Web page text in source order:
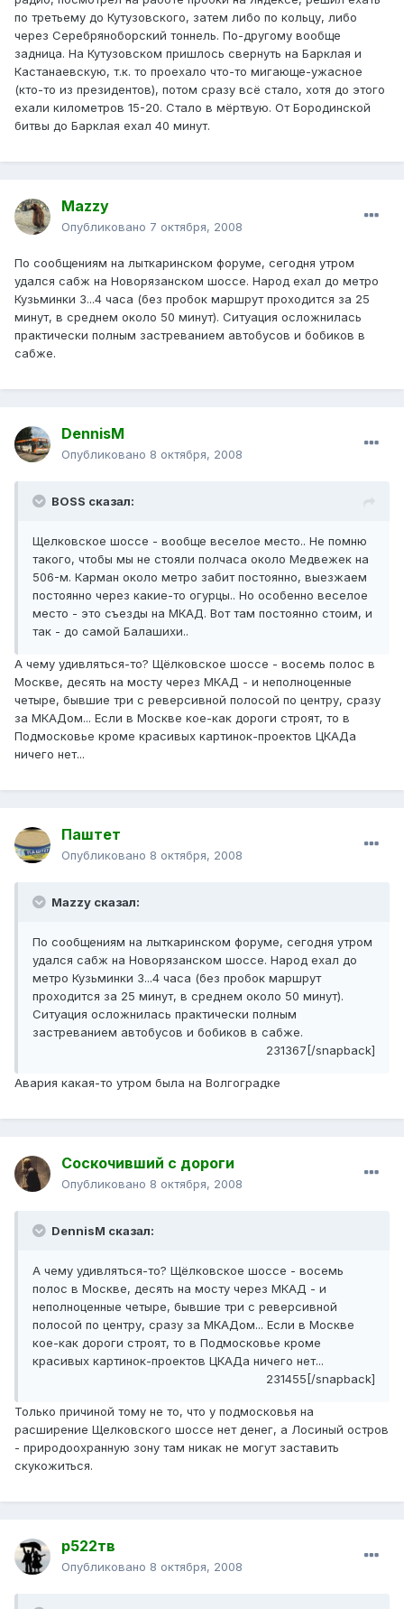
по третьему до Кутузовского, затем либо по кольцу, либо
через Серебряноборский тоннель. По-другому вообще
задница. На Кутузовском пришлось свернуть на Барклая и
Кастанаевскую, т.к. то проехало что-то мигающе-ужасное
(кто-то из президентов), потом сразу всё стало, хотя до этого
ехали километров 15-20. Стало в мёртвую. От Бородинской
битвы до Барклая ехал 40 минут.
Mazzy
Опубликовано 7 октября, 2008
По сообщениям на лыткаринском форуме, сегодня утром
удался сабж на Новорязанском шоссе. Народ ехал до метро
Кузьминки 3...4 часа (без пробок маршрут проходится за 25
минут, в среднем около 50 минут). Ситуация осложнилась
практически полным застреванием автобусов и бобиков в
сабже.
DennisM
Опубликовано 8 октября, 2008
BOSS сказал:
Щелковское шоссе - вообще веселое место.. Не помню
такого, чтобы мы не стояли полчаса около Медвежек на
506-м. Карман около метро забит постоянно, выезжаем
постоянно через какие-то огурцы.. Но особенно веселое
место - это съезды на МКАД. Вот там постоянно стоим, и
так - до самой Балашихи..
А чему удивляться-то? Щёлковское шоссе - восемь полос в
Москве, десять на мосту через МКАД - и неполноценные
четыре, бывшие три с реверсивной полосой по центру, сразу
за МКАДом... Если в Москве кое-как дороги строят, то в
Подмосковье кроме красивых картинок-проектов ЦКАДа
ничего нет...
Паштет
Опубликовано 8 октября, 2008
Mazzy сказал:
По сообщениям на лыткаринском форуме, сегодня утром
удался сабж на Новорязанском шоссе. Народ ехал до
метро Кузьминки 3...4 часа (без пробок маршрут
проходится за 25 минут, в среднем около 50 минут).
Ситуация осложнилась практически полным
застреванием автобусов и бобиков в сабже.
231367[/snapback]
Авария какая-то утром была на Волгоградке
Соскочивший с дороги
Опубликовано 8 октября, 2008
DennisM сказал:
А чему удивляться-то? Щёлковское шоссе - восемь
полос в Москве, десять на мосту через МКАД - и
неполноценные четыре, бывшие три с реверсивной
полосой по центру, сразу за МКАДом... Если в Москве
кое-как дороги строят, то в Подмосковье кроме
красивых картинок-проектов ЦКАДа ничего нет...
231455[/snapback]
Только причиной тому не то, что у подмосковья на
расширение Щелковского шоссе нет денег, а Лосиный остров
- природоохранную зону там никак не могут заставить
скукожиться.
р522тв
Опубликовано 8 октября, 2008